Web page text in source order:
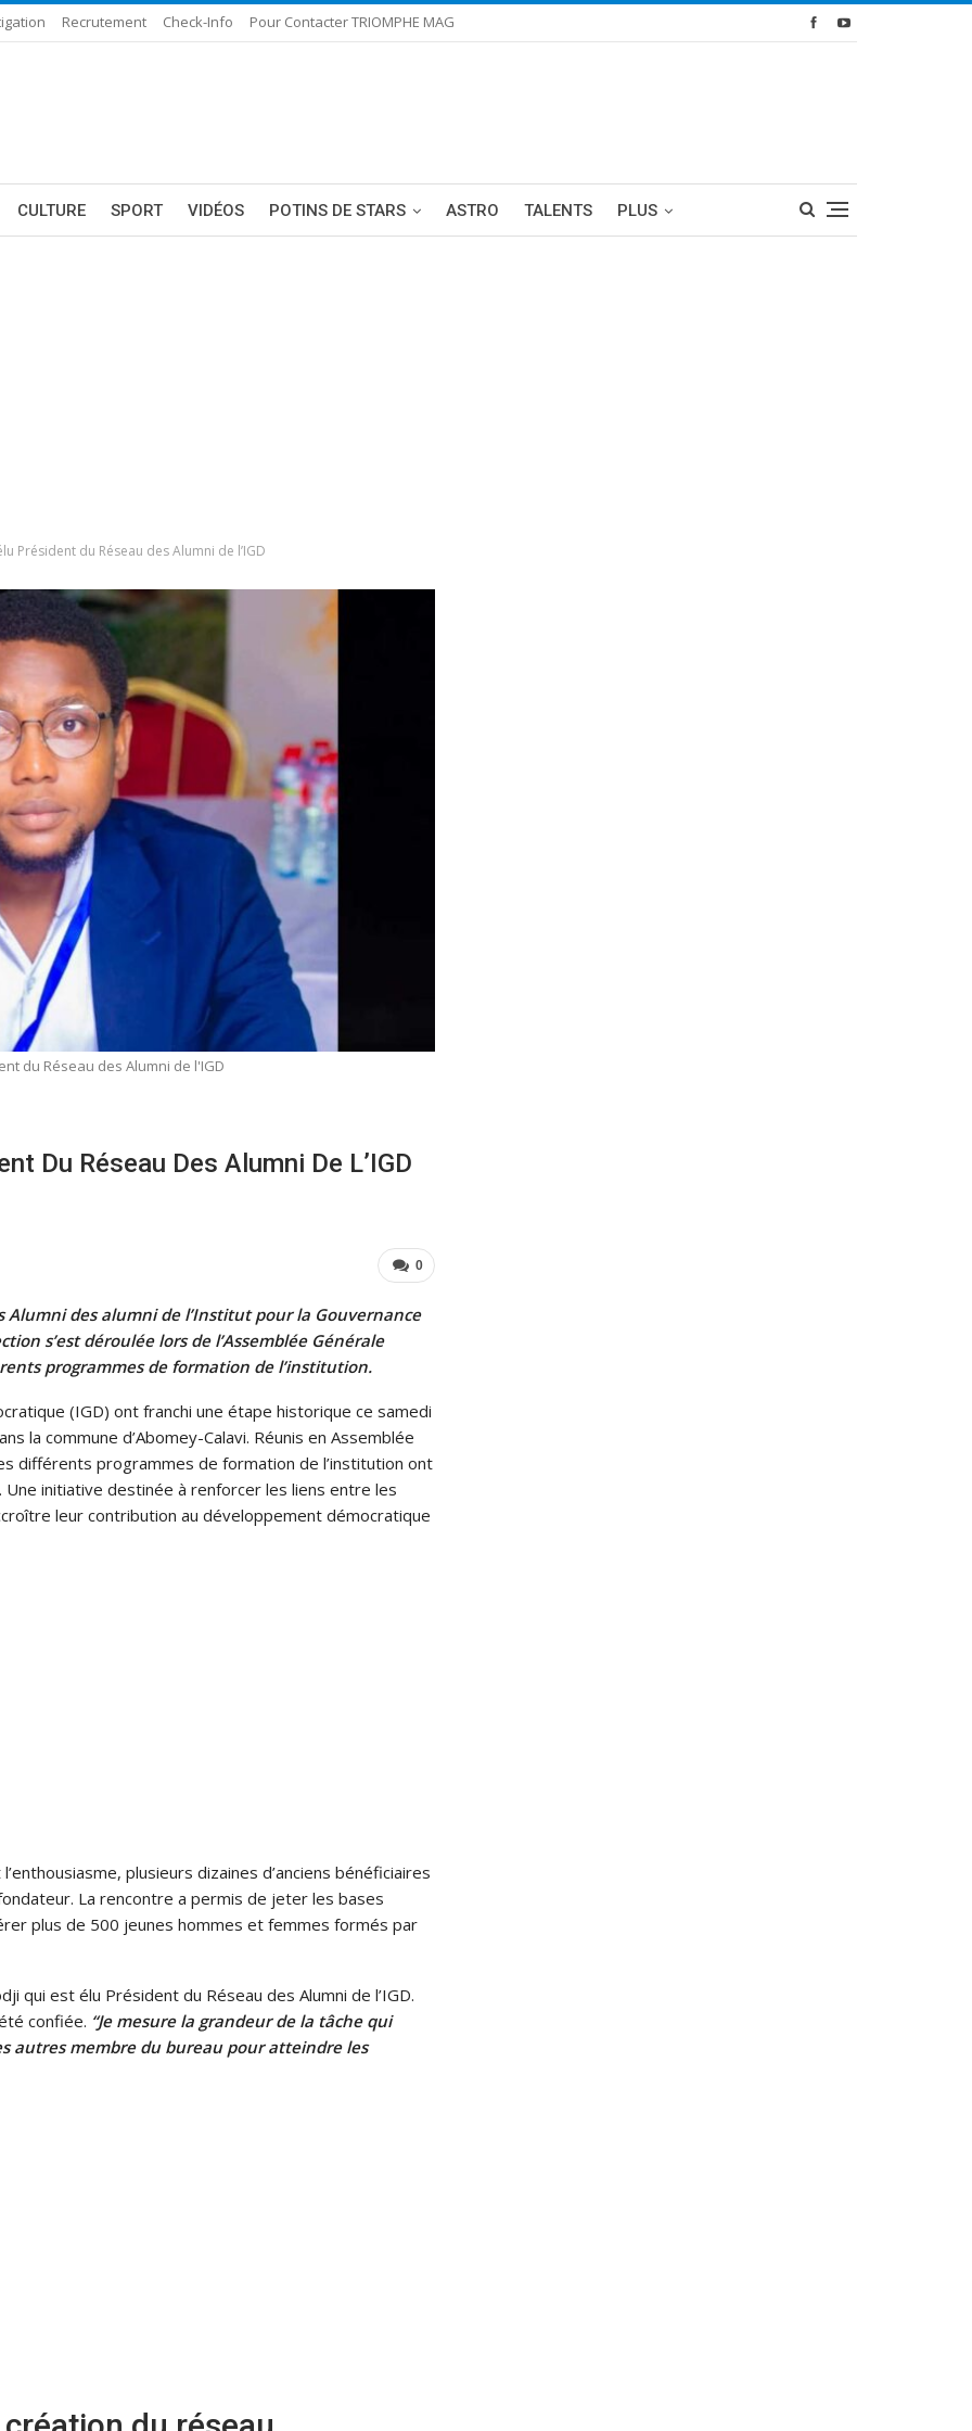
Recrutement Check-Info Pour Contacter TRIOMPHE MAG
CULTURE SPORT VIDÉOS POTINS DE STARS ASTRO TALENTS PLUS
Président du Réseau des Alumni de l’IGD
du Réseau des Alumni de l'IGD
Du Réseau Des Alumni De L’IGD
0
Alumni des alumni de l’Institut pour la Gouvernance
s’est déroulée lors de l’Assemblée Générale
programmes de formation de l’institution.
(IGD) ont franchi une étape historique ce samedi
la commune d’Abomey-Calavi. Réunis en Assemblée
différents programmes de formation de l’institution ont
Une initiative destinée à renforcer les liens entre les
leur contribution au développement démocratique
plusieurs dizaines d’anciens bénéficiaires
La rencontre a permis de jeter les bases
plus de 500 jeunes hommes et femmes formés par
qui est élu Président du Réseau des Alumni de l’IGD.
confiée. “Je mesure la grandeur de la tâche qui
autres membre du bureau pour atteindre les